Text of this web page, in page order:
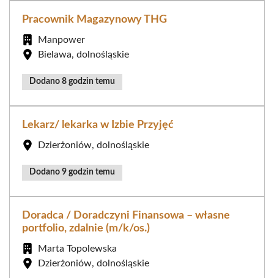
Pracownik Magazynowy THG
Manpower
Bielawa, dolnośląskie
Dodano 8 godzin temu
Lekarz/ lekarka w Izbie Przyjęć
Dzierżoniów, dolnośląskie
Dodano 9 godzin temu
Doradca / Doradczyni Finansowa – własne
portfolio, zdalnie (m/k/os.)
Marta Topolewska
Dzierżoniów, dolnośląskie